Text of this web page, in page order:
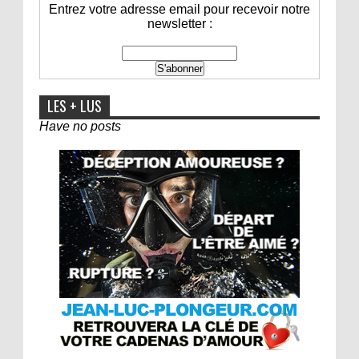
Entrez votre adresse email pour recevoir notre
newsletter :
LES + LUS
Have no posts